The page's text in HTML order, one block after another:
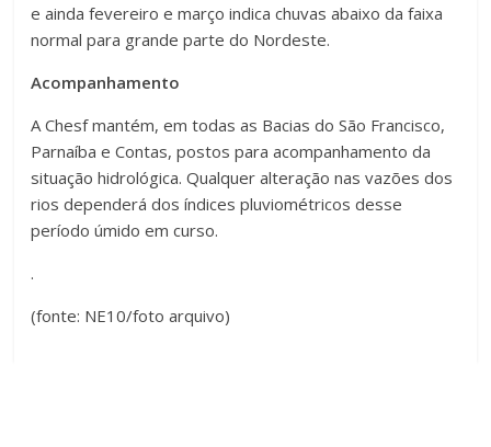
e ainda fevereiro e março indica chuvas abaixo da faixa
normal para grande parte do Nordeste.
Acompanhamento
A Chesf mantém, em todas as Bacias do São Francisco,
Parnaíba e Contas, postos para acompanhamento da
situação hidrológica. Qualquer alteração nas vazões dos
rios dependerá dos índices pluviométricos desse
período úmido em curso.
.
(fonte: NE10/foto arquivo)